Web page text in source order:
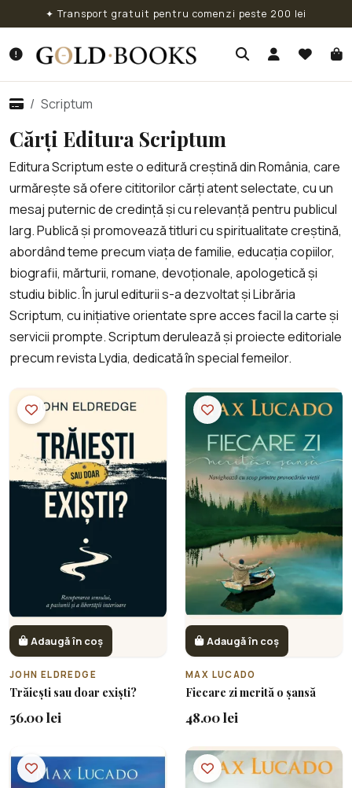
✦ Transport gratuit pentru comenzi peste 200 lei
Scriptum
Cărți Editura Scriptum
Editura Scriptum este o editură creștină din România, care
urmărește să ofere cititorilor cărți atent selectate, cu un
mesaj puternic de credință și cu relevanță pentru publicul
larg. Publică și promovează titluri cu spiritualitate creștină,
abordând teme precum viața de familie, educația copiilor,
biografii, mărturii, romane, devoționale, apologetică și
studiu biblic. În jurul editurii s-a dezvoltat și Librăria
Scriptum, cu inițiative orientate spre acces facil la carte și
servicii prompte. Scriptum derulează și proiecte editoriale
precum revista Lydia, dedicată în special femeilor.
Adaugă în coș
JOHN ELDREDGE
Trăiești sau doar exiști?
56.00 lei
Adaugă în coș
MAX LUCADO
Fiecare zi merită o șansă
48.00 lei